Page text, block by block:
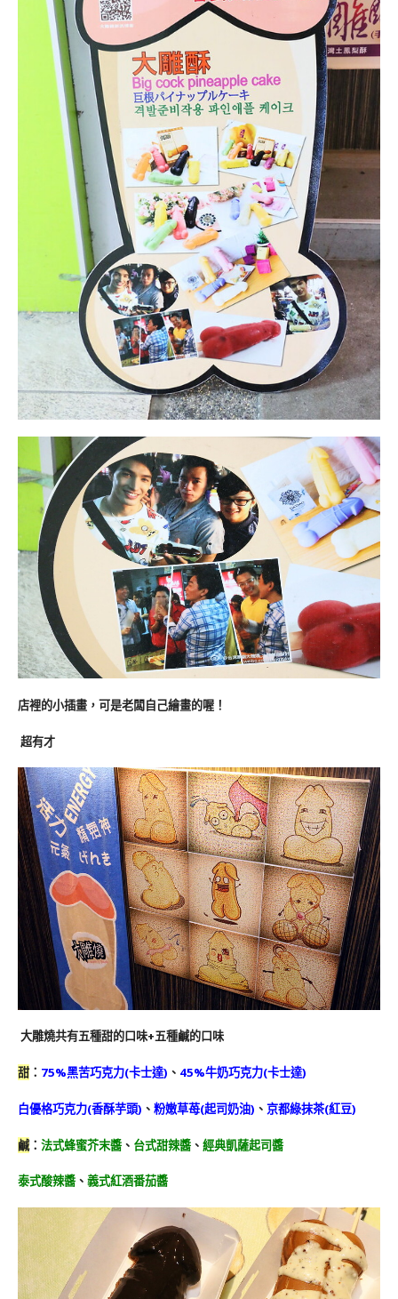
店裡的小插畫，可是老闆自己繪畫的喔！
超有才
大雕燒共有五種甜的口味+五種鹹的口味
甜 ： 75%黑苦巧克力(卡士達) 、 45%牛奶巧克力(卡士達)
白優格巧克力(香酥芋頭) 、 粉嫩草苺(起司奶油) 、 京都綠抹茶(紅豆)
鹹： 法式蜂蜜芥末醬 、 台式甜辣醬 、 經典凱薩起司醬
泰式酸辣醬 、 義式紅酒番茄醬